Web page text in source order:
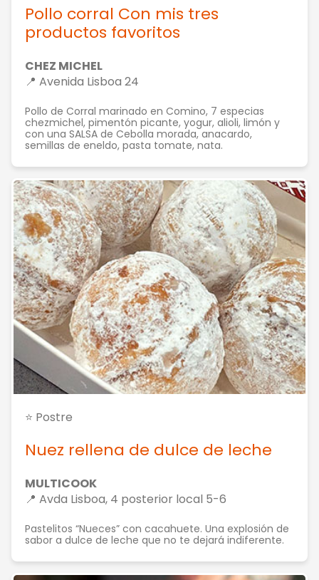
Pollo corral Con mis tres
productos favoritos
CHEZ MICHEL
📍 Avenida Lisboa 24
Pollo de Corral marinado en Comino, 7 especias
chezmichel, pimentón picante, yogur, alioli, limón y
con una SALSA de Cebolla morada, anacardo,
semillas de eneldo, pasta tomate, nata.
⭐ Postre
Nuez rellena de dulce de leche
MULTICOOK
📍 Avda Lisboa, 4 posterior local 5-6
Pastelitos “Nueces” con cacahuete. Una explosión de
sabor a dulce de leche que no te dejará indiferente.